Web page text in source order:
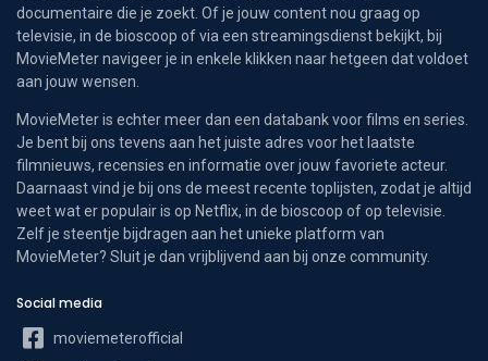
documentaire die je zoekt. Of je jouw content nou graag op
televisie, in de bioscoop of via een streamingsdienst bekijkt, bij
MovieMeter navigeer je in enkele klikken naar hetgeen dat voldoet
aan jouw wensen.
MovieMeter is echter meer dan een databank voor films en series.
Je bent bij ons tevens aan het juiste adres voor het laatste
filmnieuws, recensies en informatie over jouw favoriete acteur.
Daarnaast vind je bij ons de meest recente toplijsten, zodat je altijd
weet wat er populair is op Netflix, in de bioscoop of op televisie.
Zelf je steentje bijdragen aan het unieke platform van
MovieMeter? Sluit je dan vrijblijvend aan bij onze community.
Social media
moviemeterofficial